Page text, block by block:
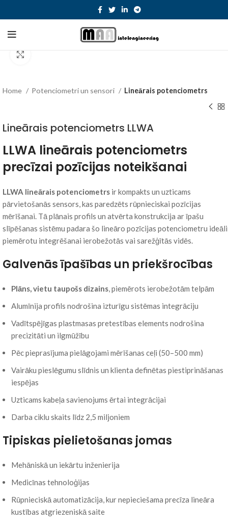
Home Potenciometri un sensori Lineārais potenciometrs
Lineārais potenciometrs LLWA
LLWA lineārais potenciometrs
precīzai pozīcijas noteikšanai
LLWA lineārais potenciometrs ir kompakts un uzticams
pārvietošanās sensors, kas paredzēts rūpnieciskai pozīcijas
mērīšanai. Tā plānais profils un atvērta konstrukcija ar īpašu
slīpēšanas sistēmu padara šo lineāro pozīcijas potenciometru ideāli
piemērotu integrēšanai ierobežotās vai sarežģītās vidēs.
Galvenās īpašības un priekšrocības
Plāns, vietu taupošs dizains, piemērots ierobežotām telpām
Alumīnija profils nodrošina izturīgu sistēmas integrāciju
Vadītspējīgas plastmasas pretestības elements nodrošina
precizitāti un ilgmūžību
Pēc pieprasījuma pielāgojami mērīšanas ceļi (50–500 mm)
Vairāku pieslēgumu slīdnis un klienta definētas piestiprināšanas
iespējas
Uzticams kabeļa savienojums ērtai integrācijai
Darba ciklu skaits līdz 2,5 miljoniem
Tipiskas pielietošanas jomas
Mehāniskā un iekārtu inženierija
Medicīnas tehnoloģijas
Rūpnieciskā automatizācija, kur nepieciešama precīza lineāra
kustības atgriezeniskā saite